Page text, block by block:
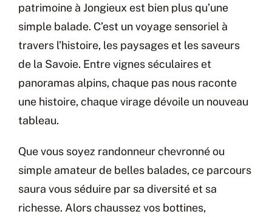
patrimoine à Jongieux est bien plus qu’une
simple balade. C’est un voyage sensoriel à
travers l’histoire, les paysages et les saveurs
de la Savoie. Entre vignes séculaires et
panoramas alpins, chaque pas nous raconte
une histoire, chaque virage dévoile un nouveau
tableau.
Que vous soyez randonneur chevronné ou
simple amateur de belles balades, ce parcours
saura vous séduire par sa diversité et sa
richesse. Alors chaussez vos bottines,